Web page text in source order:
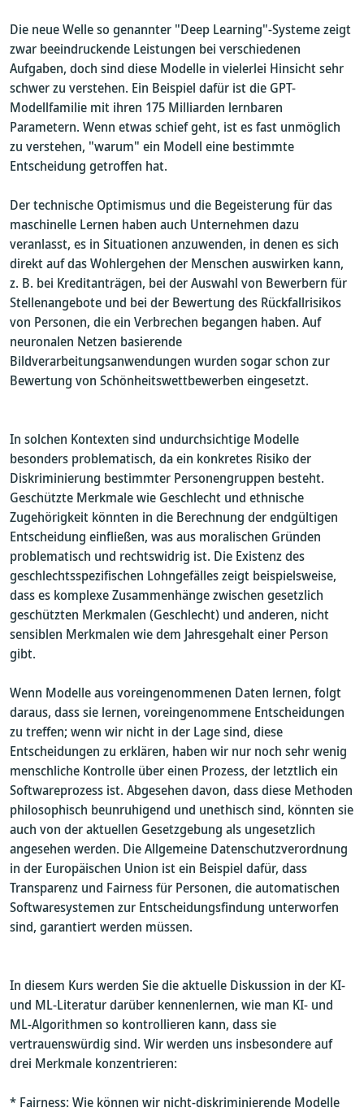
Die neue Welle so genannter "Deep Learning"-Systeme zeigt
zwar beeindruckende Leistungen bei verschiedenen
Aufgaben, doch sind diese Modelle in vielerlei Hinsicht sehr
schwer zu verstehen. Ein Beispiel dafür ist die GPT-
Modellfamilie mit ihren 175 Milliarden lernbaren
Parametern. Wenn etwas schief geht, ist es fast unmöglich
zu verstehen, "warum" ein Modell eine bestimmte
Entscheidung getroffen hat.
Der technische Optimismus und die Begeisterung für das
maschinelle Lernen haben auch Unternehmen dazu
veranlasst, es in Situationen anzuwenden, in denen es sich
direkt auf das Wohlergehen der Menschen auswirken kann,
z. B. bei Kreditanträgen, bei der Auswahl von Bewerbern für
Stellenangebote und bei der Bewertung des Rückfallrisikos
von Personen, die ein Verbrechen begangen haben. Auf
neuronalen Netzen basierende
Bildverarbeitungsanwendungen wurden sogar schon zur
Bewertung von Schönheitswettbewerben eingesetzt.
In solchen Kontexten sind undurchsichtige Modelle
besonders problematisch, da ein konkretes Risiko der
Diskriminierung bestimmter Personengruppen besteht.
Geschützte Merkmale wie Geschlecht und ethnische
Zugehörigkeit könnten in die Berechnung der endgültigen
Entscheidung einfließen, was aus moralischen Gründen
problematisch und rechtswidrig ist. Die Existenz des
geschlechtsspezifischen Lohngefälles zeigt beispielsweise,
dass es komplexe Zusammenhänge zwischen gesetzlich
geschützten Merkmalen (Geschlecht) und anderen, nicht
sensiblen Merkmalen wie dem Jahresgehalt einer Person
gibt.
Wenn Modelle aus voreingenommenen Daten lernen, folgt
daraus, dass sie lernen, voreingenommene Entscheidungen
zu treffen; wenn wir nicht in der Lage sind, diese
Entscheidungen zu erklären, haben wir nur noch sehr wenig
menschliche Kontrolle über einen Prozess, der letztlich ein
Softwareprozess ist. Abgesehen davon, dass diese Methoden
philosophisch beunruhigend und unethisch sind, könnten sie
auch von der aktuellen Gesetzgebung als ungesetzlich
angesehen werden. Die Allgemeine Datenschutzverordnung
in der Europäischen Union ist ein Beispiel dafür, dass
Transparenz und Fairness für Personen, die automatischen
Softwaresystemen zur Entscheidungsfindung unterworfen
sind, garantiert werden müssen.
In diesem Kurs werden Sie die aktuelle Diskussion in der KI-
und ML-Literatur darüber kennenlernen, wie man KI- und
ML-Algorithmen so kontrollieren kann, dass sie
vertrauenswürdig sind. Wir werden uns insbesondere auf
drei Merkmale konzentrieren:
* Fairness: Wie können wir nicht-diskriminierende Modelle